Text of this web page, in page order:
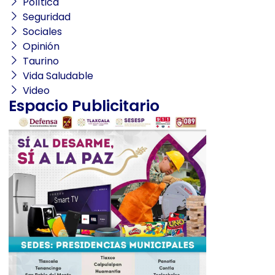
Seguridad
Sociales
Opinión
Taurino
Vida Saludable
Video
Espacio Publicitario